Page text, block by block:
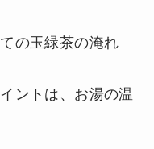
の玉緑茶の淹れ
ントは、お湯の温